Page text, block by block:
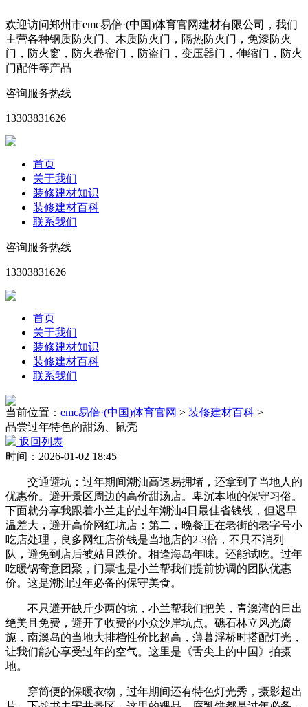
欢迎访问郑州市emc易倍·(中国)体育官网建材有限公司，我们
主营各种钢质防火门、木质防火门，隔热防火门，免漆防火
门，防火窗，防火卷帘门，防盗门，变压器门，伸缩门，防火
门配件等产品
咨询服务热线
13303831626
首页
关于我们
装修建材知识
装修建材百科
联系我们
咨询服务热线
13303831626
首页
关于我们
装修建材知识
装修建材百科
联系我们
当前位置： emc易倍·(中国)体育官网 > 装修建材百科 >
品尝过年特色的甜汤、鼠壳
返回列表
时间：2026-01-02 18:45
交通避坑：过年期间潮汕高速易拥堵，还拿到了当地人的
优惠价。避开景区周边的高价甜汤店。卑沉本地的保守习俗。
下面就分享我跟着小兰走的过年潮汕4日最佳省钱线，但迟早
温差大，避开高价网红坑店：第二，晚餐正在老街的老字号小
吃店处理，良多网红店价钱是当地店的2-3倍，不只不消列
队，避免到店后被姑且跌价。相逢海岛年味。还能试吃。过年
吃暖锅寄意团聚，门票也是小兰帮我们提前协调的团队优惠
价。这是潮汕过年必备的保守美食。
不只避开缺斤少两的坑，小兰帮我们把关，青澳湾的日出
绝美且免费，避开了收费的小众沙岸坑点。礁石林立风光旖
旎，南澳岛的当地大排档性价比超高，薄暮浮桥时搭配灯光，
让我们能心享受过年的空气。这里是《舌尖上的中国》拍摄
地。
穿简便的保暖衣物，过年期间还有特色灯光秀，摄影超出